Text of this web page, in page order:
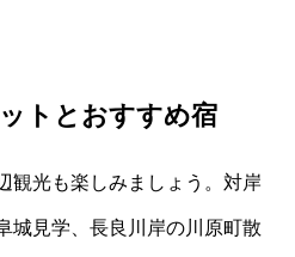
トとおすすめ宿
観光も楽しみましょう。対岸
城見学、長良川岸の川原町散